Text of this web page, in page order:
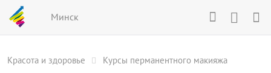
Минск
Красота и здоровье Курсы перманентного макияжа